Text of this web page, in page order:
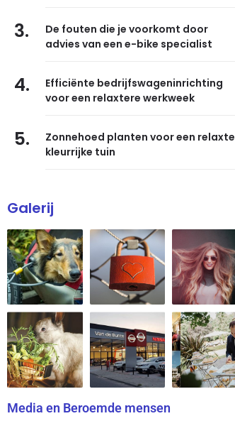
3.
De fouten die je voorkomt door
advies van een e-bike specialist
4.
Efficiënte bedrijfswageninrichting
voor een relaxtere werkweek
5.
Zonnehoed planten voor een relaxte
kleurrijke tuin
Galerij
Media en Beroemde mensen